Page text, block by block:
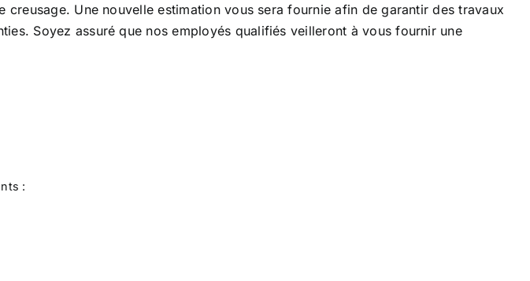
Une nouvelle estimation vous sera fournie afin de garantir des travaux
Soyez assuré que nos employés qualifiés veilleront à vous fournir une
: